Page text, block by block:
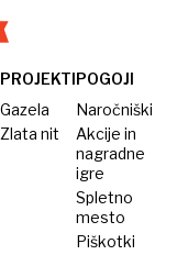
PROJEKTI
Gazela
Zlata nit
POGOJI
Naročniški
Akcije in
nagradne
igre
Spletno
mesto
Piškotki